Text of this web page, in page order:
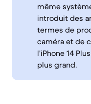
même
introduit des
termes de
caméra et de
l'iPhone 14
plus grand.